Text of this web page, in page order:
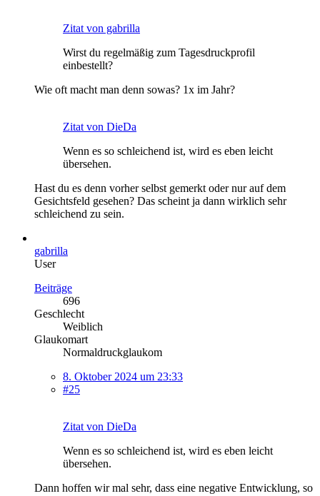
Zitat von gabrilla
Wirst du regelmäßig zum Tagesdruckprofil
einbestellt?
Wie oft macht man denn sowas? 1x im Jahr?
Zitat von DieDa
Wenn es so schleichend ist, wird es eben leicht
übersehen.
Hast du es denn vorher selbst gemerkt oder nur auf dem
Gesichtsfeld gesehen? Das scheint ja dann wirklich sehr
schleichend zu sein.
gabrilla
User
Beiträge
696
Geschlecht
Weiblich
Glaukomart
Normaldruckglaukom
8. Oktober 2024 um 23:33
#25
Zitat von DieDa
Wenn es so schleichend ist, wird es eben leicht
übersehen.
Dann hoffen wir mal sehr, dass eine negative Entwicklung, so